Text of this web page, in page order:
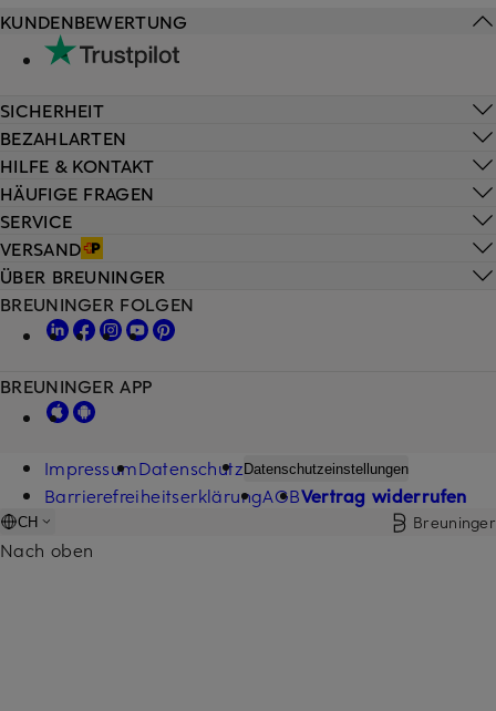
HILFE & KONTAKT
HÄUFIGE FRAGEN
SERVICE
VERSAND
KUNDENBEWERTUNG
SICHERHEIT
BEZAHLARTEN
ÜBER BREUNINGER
BREUNINGER FOLGEN
BREUNINGER APP
ImpressumDatenschutzDatenschutzeinstellungen
BarrierefreiheitserklärungAGBVertrag widerrufen
CH Breuninger
Nach oben